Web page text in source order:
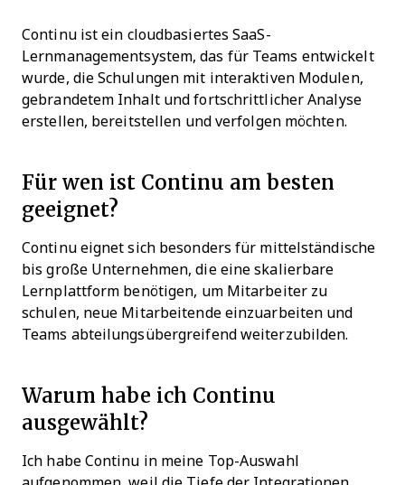
Continu ist ein cloudbasiertes SaaS-
Lernmanagementsystem, das für Teams entwickelt
wurde, die Schulungen mit interaktiven Modulen,
gebrandetem Inhalt und fortschrittlicher Analyse
erstellen, bereitstellen und verfolgen möchten.
Für wen ist Continu am besten
geeignet?
Continu eignet sich besonders für mittelständische
bis große Unternehmen, die eine skalierbare
Lernplattform benötigen, um Mitarbeiter zu
schulen, neue Mitarbeitende einzuarbeiten und
Teams abteilungsübergreifend weiterzubilden.
Warum habe ich Continu
ausgewählt?
Ich habe Continu in meine Top-Auswahl